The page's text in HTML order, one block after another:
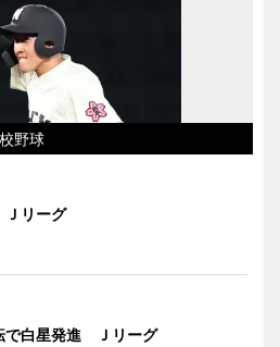
野球
リーグ
で白星発進 Ｊリーグ